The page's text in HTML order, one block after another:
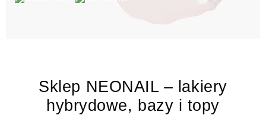
Sklep NEONAIL – lakiery
hybrydowe, bazy i topy